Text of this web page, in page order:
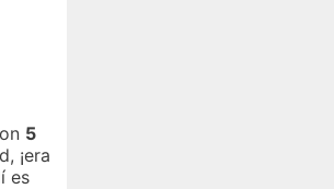
5
¡era
es